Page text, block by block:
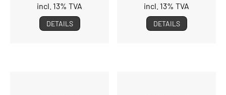
incl. 13% TVA
DETAILS
incl. 13% TVA
DETAILS